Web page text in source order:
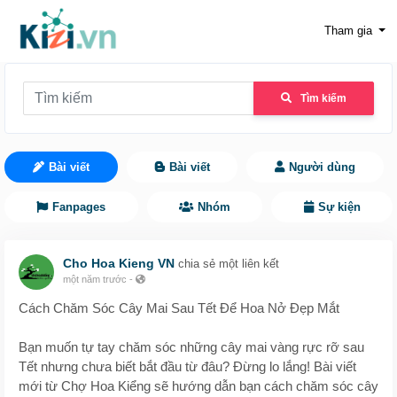
Tham gia
Tìm kiếm
Bài viết Bài viết Người dùng
Fanpages Nhóm Sự kiện
Cho Hoa Kieng VN chia sẻ một liên kết
một năm trước -
Cách Chăm Sóc Cây Mai Sau Tết Để Hoa Nở Đẹp Mắt
Bạn muốn tự tay chăm sóc những cây mai vàng rực rỡ sau
Tết nhưng chưa biết bắt đầu từ đâu? Đừng lo lắng! Bài viết
mới từ Chợ Hoa Kiểng sẽ hướng dẫn bạn cách chăm sóc cây